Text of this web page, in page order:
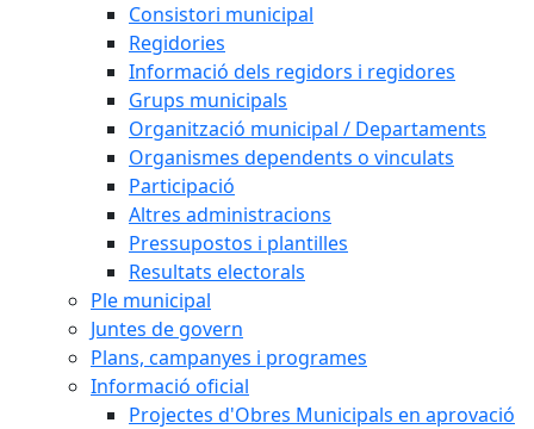
Consistori municipal
Regidories
Informació dels regidors i regidores
Grups municipals
Organització municipal / Departaments
Organismes dependents o vinculats
Participació
Altres administracions
Pressupostos i plantilles
Resultats electorals
Ple municipal
Juntes de govern
Plans, campanyes i programes
Informació oficial
Projectes d'Obres Municipals en aprovació